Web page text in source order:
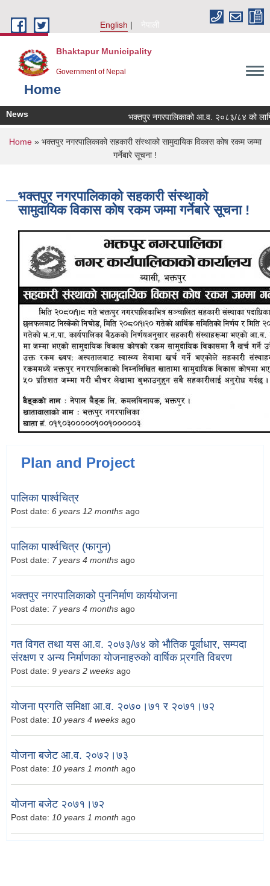
English
नेपाली
Bhaktapur Municipality
Government of Nepal
Home
News भक्तपुर नगरपालिकाको आ.व. २०८३/८४ को लागि
You are here
Home» भक्तपुर नगरपालिकाको सहकारी संस्थाको सामुदायिक विकास कोष रकम जम्मा
गर्नेबारे सूचना !
भक्तपुर नगरपालिकाको सहकारी संस्थाको
सामुदायिक विकास कोष रकम जम्मा गर्नेबारे सूचना !
Plan and Project
पालिका पार्श्वचित्र
Post date: 6 years 12 months ago
पालिका पार्श्वचित्र (फागुन)
Post date: 7 years 4 months ago
भक्तपुर नगरपालिकाको पुननिर्माण कार्ययोजना
Post date: 7 years 4 months ago
गत विगत तथा यस आ.व. २०७३/७४ को भौतिक पूूर्वाधार, सम्पदा
संरक्षण र अन्य निर्माणका योजनाहरुको वार्षिक प्र्रगति विबरण
Post date: 9 years 2 weeks ago
योजना प्रगति समिक्षा आ.व. २०७०।७१ र २०७१।७२
Post date: 10 years 4 weeks ago
योजना बजेट आ.व. २०७२।७३
Post date: 10 years 1 month ago
योजना बजेट २०७१।७२
Post date: 10 years 1 month ago